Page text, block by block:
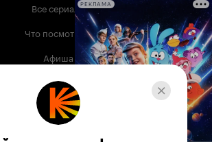
Все сериалы
Что посмотреть
Афиша
Музыка
Телепрограмма
РЕКЛАМА